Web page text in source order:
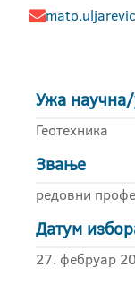
Ужа научна/
Геотехника
Звање
редовни
Датум
27. фебруар